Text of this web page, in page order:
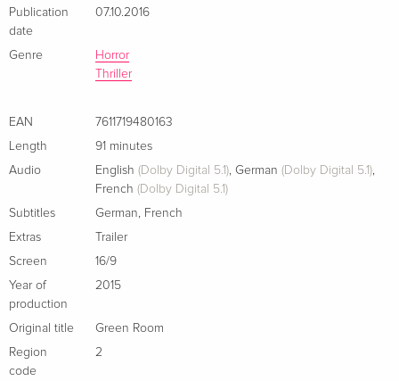
French
Standard edition
einfallen lassen, um dem grausamen Katz-und-Maus-Spiel
ein Ende zu bereiten...
Publication
date
07.10.2016
Genre
Horror
Thriller
EAN
7611719480163
Length
91 minutes
Audio
English (Dolby Digital 5.1) German (Dolby Digital 5.1)
French (Dolby Digital 5.1)
Subtitles
German
French
Extras
Trailer
Screen
16/9
Year of
production
2015
Original title
Green Room
Region
code
2